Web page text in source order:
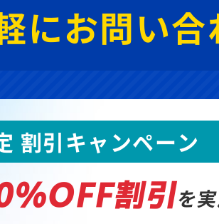
にお問い
割引キャンペーン
割引を